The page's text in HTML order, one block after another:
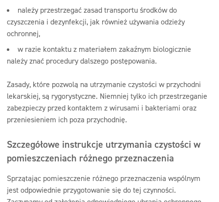
należy przestrzegać zasad transportu środków do
czyszczenia i dezynfekcji, jak również używania odzieży
ochronnej,
w razie kontaktu z materiałem zakaźnym biologicznie
należy znać procedury dalszego postępowania.
Zasady, które pozwolą na utrzymanie czystości w przychodni
lekarskiej, są rygorystyczne. Niemniej tylko ich przestrzeganie
zabezpieczy przed kontaktem z wirusami i bakteriami oraz
przeniesieniem ich poza przychodnię.
Szczegółowe instrukcje utrzymania czystości w
pomieszczeniach różnego przeznaczenia
Sprzątając pomieszczenie różnego przeznaczenia wspólnym
jest odpowiednie przygotowanie się do tej czynności.